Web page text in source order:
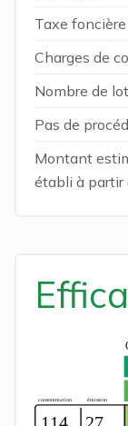
Taxe foncière
Charges de
Nombre de
Pas de
Montant
établi à partir